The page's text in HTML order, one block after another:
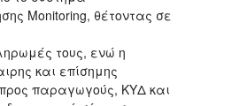
Monitoring, θέτοντας σε
τους, ενώ η
και επίσημης
παραγωγούς, ΚΥΔ και